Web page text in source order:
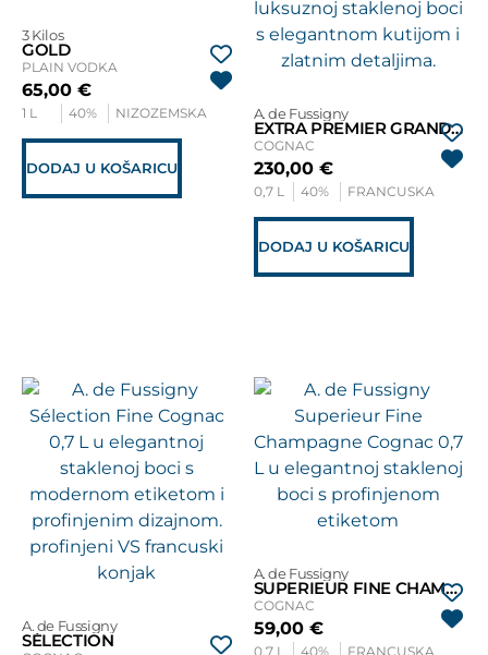
3 Kilos
GOLD
PLAIN VODKA
65,00 €
1 L 40% NIZOZEMSKA
DODAJ U KOŠARICU
A. de Fussigny
EXTRA PREMIER GRAND CRU
COGNAC
230,00 €
0,7 L 40% FRANCUSKA
DODAJ U KOŠARICU
A. de Fussigny
SÉLECTION
A. de Fussigny
SUPERIEUR FINE CHAMPAGNE
COGNAC
59,00 €
0,7 L 40% FRANCUSKA